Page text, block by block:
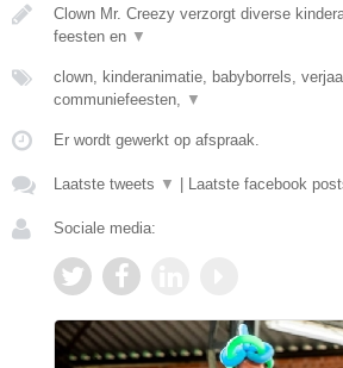
Clown Mr. Creezy verzorgt diverse
feesten en ▼
clown, kinderanimatie, babyborrels,
communiefeesten, ▼
Er wordt gewerkt op afspraak.
Laatste tweets ▼ Laatste facebook
Sociale media: